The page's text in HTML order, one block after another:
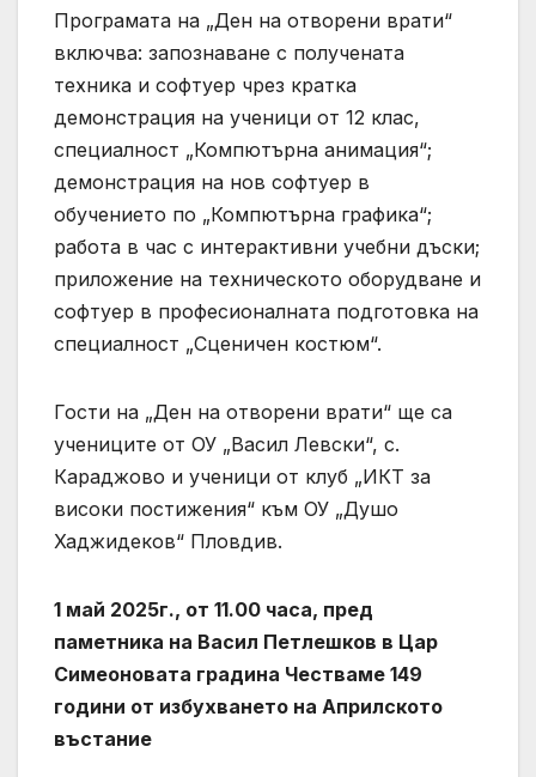
Програмата на „Ден на отворени врати“
включва: запознаване с получената
техника и софтуер чрез кратка
демонстрация на ученици от 12 клас,
специалност „Компютърна анимация“;
демонстрация на нов софтуер в
обучението по „Компютърна графика“;
работа в час с интерактивни учебни дъски;
приложение на техническото оборудване и
софтуер в професионалната подготовка на
специалност „Сценичен костюм“.
Гости на „Ден на отворени врати“ ще са
учениците от ОУ „Васил Левски“, с.
Караджово и ученици от клуб „ИКТ за
високи постижения“ към ОУ „Душо
Хаджидеков“ Пловдив.
1 май 2025г., от 11.00 часа, пред
паметника на Васил Петлешков в Цар
Симеоновата градина Честваме 149
години от избухването на Априлското
въстание